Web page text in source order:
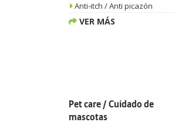
Anti-itch / Anti picazón
VER MÁS
Pet care / Cuidado de
mascotas